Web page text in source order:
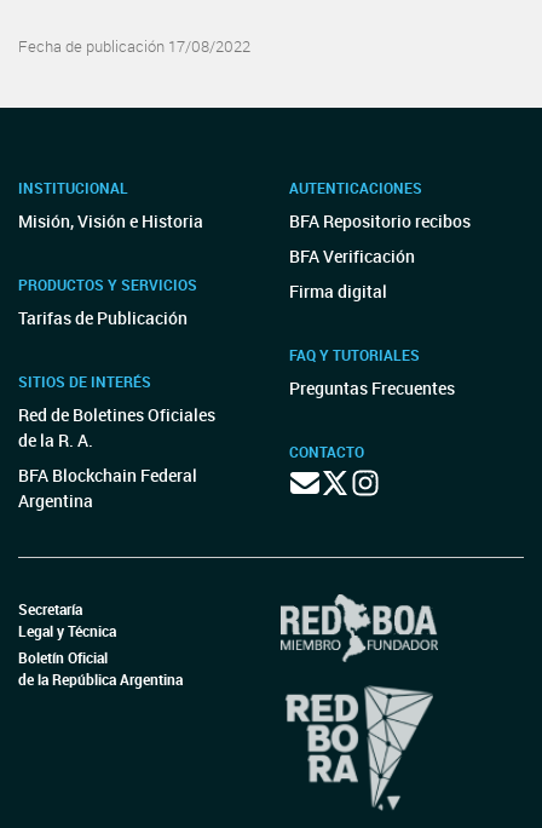
Fecha de publicación 17/08/2022
INSTITUCIONAL
Misión, Visión e Historia
PRODUCTOS Y SERVICIOS
Tarifas de Publicación
SITIOS DE INTERÉS
Red de Boletines Oficiales
de la R. A.
BFA Blockchain Federal
Argentina
AUTENTICACIONES
BFA Repositorio recibos
BFA Verificación
Firma digital
FAQ Y TUTORIALES
Preguntas Frecuentes
CONTACTO
Secretaría
Legal y Técnica
Boletín Oficial
de la República Argentina